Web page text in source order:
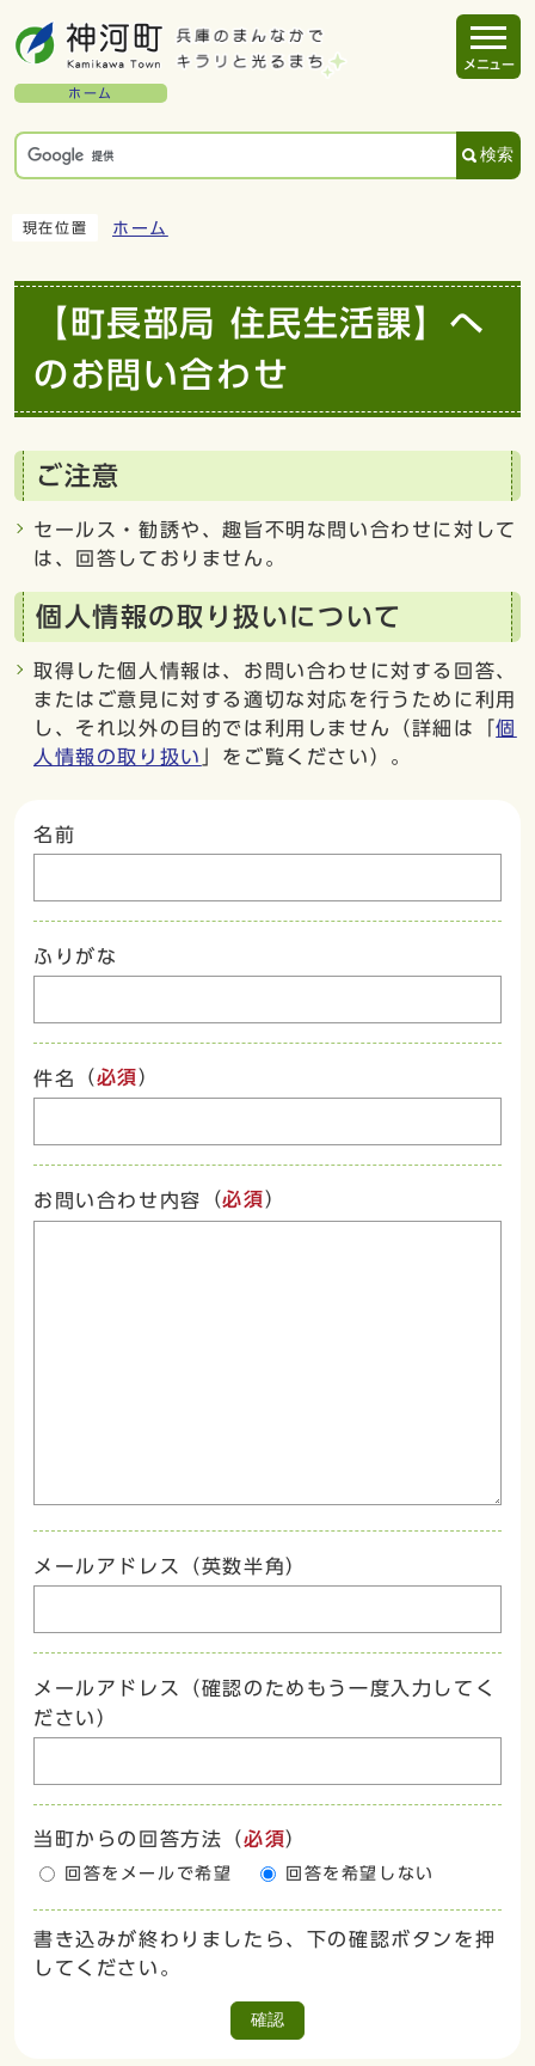
ホーム
検索
メニュー
現在位置 ホーム
【町長部局 住民生活課】へ
のお問い合わせ
ご注意
セールス・勧誘や、趣旨不明な問い合わせに対して
は、回答しておりません。
個人情報の取り扱いについて
取得した個人情報は、お問い合わせに対する回答、
またはご意見に対する適切な対応を行うために利用
し、それ以外の目的では利用しません（詳細は「個
人情報の取り扱い
」をご覧ください）。
名前
ふりがな
件名 （必須）
お問い合わせ内容 （必須）
メールアドレス（英数半角）
メールアドレス（確認のためもう一度入力してく
ださい）
当町からの回答方法 （必須）
回答をメールで希望 回答を希望しない
書き込みが終わりましたら、下の確認ボタンを押
してください。
確認